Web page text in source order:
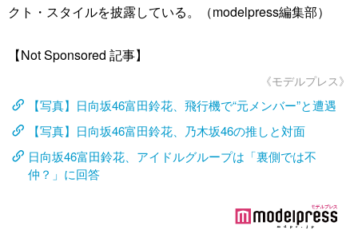
クト・スタイルを披露している。（modelpress編集部）
【Not Sponsored 記事】
《モデルプレス》
【写真】日向坂46富田鈴花、飛行機で“元メンバー”と遭遇
【写真】日向坂46富田鈴花、乃木坂46の推しと対面
日向坂46富田鈴花、アイドルグループは「裏側では不
仲？」に回答